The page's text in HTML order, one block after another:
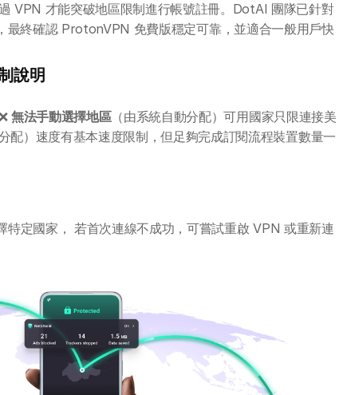
VPN 才能突破地區限制進行帳號註冊。DotAI 團隊已針對
最終確認 ProtonVPN 免費版穩定可靠，並適合一般用戶快
說明
無法手動選擇地區（由系統自動分配）可用國家只限連接美
配）速度有基本速度限制，但足夠完成訂閱流程裝置數量一
定國家， 若首次連線不成功，可嘗試重啟 VPN 或重新連